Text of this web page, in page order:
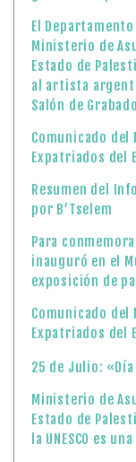
El
Ministerio de
Estado de
al artista
Salón de
Comunicado
Expatriados del
Resumen del
por B’Tselem
Para
inauguró en el
exposición de
Comunicado
Expatriados del
25 de Julio:
Ministerio de
Estado de
la UNESCO es